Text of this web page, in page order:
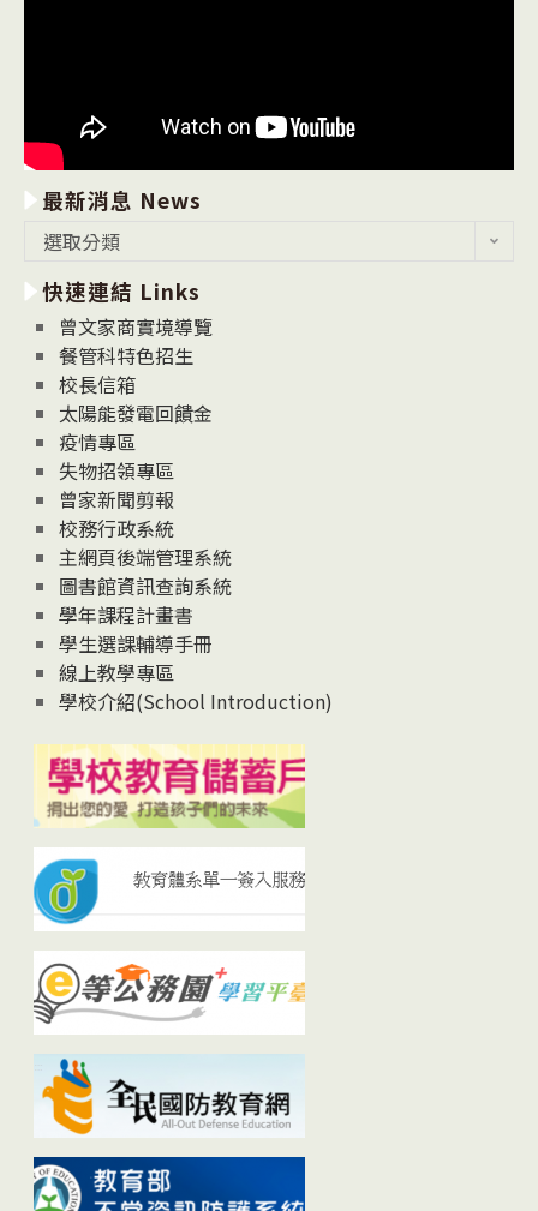
最新消息 News
消
息
News
選取分類
快速連結 Links
曾文家商實境導覽
餐管科特色招生
校長信箱
太陽能發電回饋金
疫情專區
失物招領專區
曾家新聞剪報
校務行政系統
主網頁後端管理系統
圖書館資訊查詢系統
學年課程計畫書
學生選課輔導手冊
線上教學專區
學校介紹(School Introduction)